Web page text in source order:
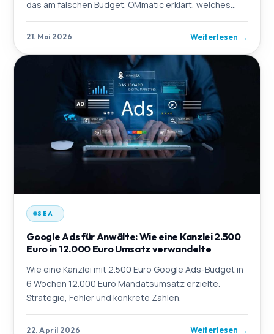
das am falschen Budget. OMmatic erklärt, welches
21. Mai 2026 Weiterlesen →
SEA
Google Ads für Anwälte: Wie eine Kanzlei 2.500
Euro in 12.000 Euro Umsatz verwandelte
Wie eine Kanzlei mit 2.500 Euro Google Ads-Budget in
6 Wochen 12.000 Euro Mandatsumsatz erzielte.
Strategie, Fehler und konkrete Zahlen.
22. April 2026 Weiterlesen →